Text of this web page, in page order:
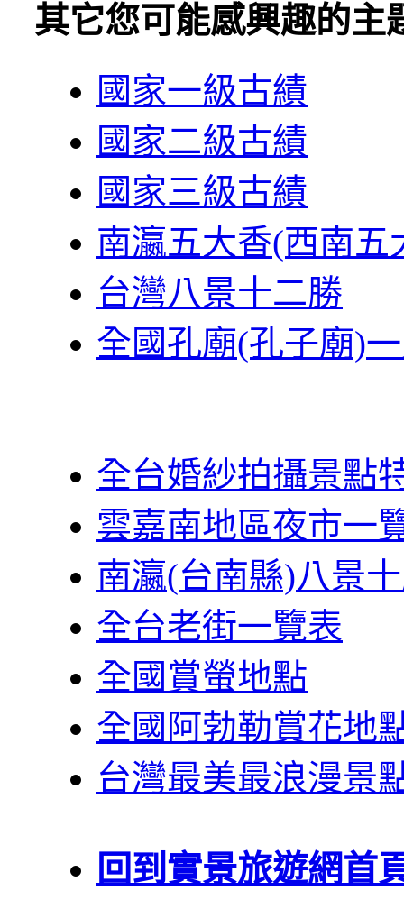
其它您可能感興趣的主
國家一級古績
國家二級古績
國家三級古績
南瀛五大香(西南五
台灣八景十二勝
全國孔廟(孔子廟)
全台婚紗拍攝景點
雲嘉南地區夜市一
南瀛(台南縣)八景
全台老街一覽表
全國賞螢地點
全國阿勃勒賞花地
台灣最美最浪漫景
回到實景旅遊網首